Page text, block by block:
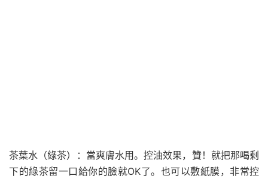
茶葉水（綠茶）：當爽膚水用。控油效果，贊！就把那喝剩
下的綠茶留一口給你的臉就OK了。也可以敷紙膜，非常控